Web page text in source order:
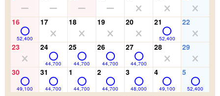
16
52,400
17 18 19 20 21
52,400
22
23 24
44,700
25
44,700
26
44,700
27
44,700
28 29
30
49,100
31
44,700
1
44,700
2
44,700
3
48,000
4
49,100
5
52,400